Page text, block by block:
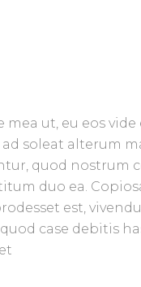
mea ut, eu eos
soleat alterum
quod nostrum
duo ea.
est,
case debitis